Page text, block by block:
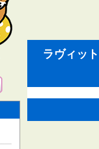
ラヴィッ